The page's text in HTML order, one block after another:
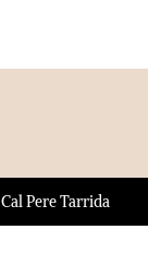
Pere Tarrida